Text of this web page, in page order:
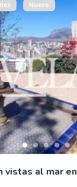
Nuevo
vistas al mar